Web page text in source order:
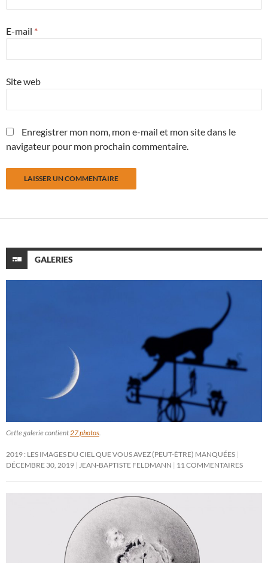
E-mail *
Site web
Enregistrer mon nom, mon e-mail et mon site dans le
navigateur pour mon prochain commentaire.
GALERIES
Cette galerie contient27 photos.
2019 : LES IMAGES DU CIEL QUE VOUS AVEZ (PEUT-ÊTRE) MANQUÉES
DÉCEMBRE 30, 2019 JEAN-BAPTISTE FELDMANN 11 COMMENTAIRES